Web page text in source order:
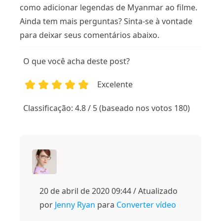
como adicionar legendas de Myanmar ao filme.
Ainda tem mais perguntas? Sinta-se à vontade
para deixar seus comentários abaixo.
O que você acha deste post?
Excelente
Classificação: 4.8 / 5 (baseado nos votos 180)
20 de abril de 2020 09:44 / Atualizado
por Jenny Ryan para Converter vídeo